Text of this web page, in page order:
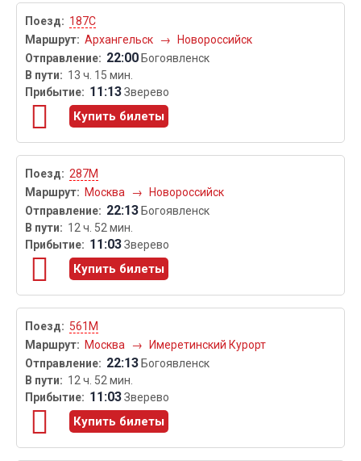
187С
Архангельск
→ Новороссийск
22:00 Богоявленск
13 ч. 15 мин.
11:13Зверево
Купить билеты
287М
Москва
→ Новороссийск
22:13 Богоявленск
12 ч. 52 мин.
11:03Зверево
Купить билеты
561М
Москва
→ Имеретинский Курорт
22:13 Богоявленск
12 ч. 52 мин.
11:03Зверево
Купить билеты